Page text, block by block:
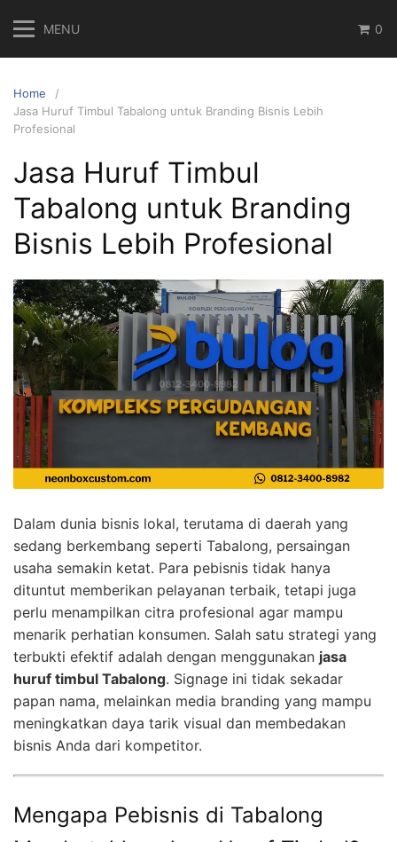
content
MENU 0
Home
Jasa Huruf Timbul Tabalong untuk Branding Bisnis Lebih
Profesional
Jasa Huruf Timbul
Tabalong untuk Branding
Bisnis Lebih Profesional
Dalam dunia bisnis lokal, terutama di daerah yang
sedang berkembang seperti Tabalong, persaingan
usaha semakin ketat. Para pebisnis tidak hanya
dituntut memberikan pelayanan terbaik, tetapi juga
perlu menampilkan citra profesional agar mampu
menarik perhatian konsumen. Salah satu strategi yang
terbukti efektif adalah dengan menggunakan jasa
huruf timbul Tabalong. Signage ini tidak sekadar
papan nama, melainkan media branding yang mampu
meningkatkan daya tarik visual dan membedakan
bisnis Anda dari kompetitor.
Mengapa Pebisnis di Tabalong